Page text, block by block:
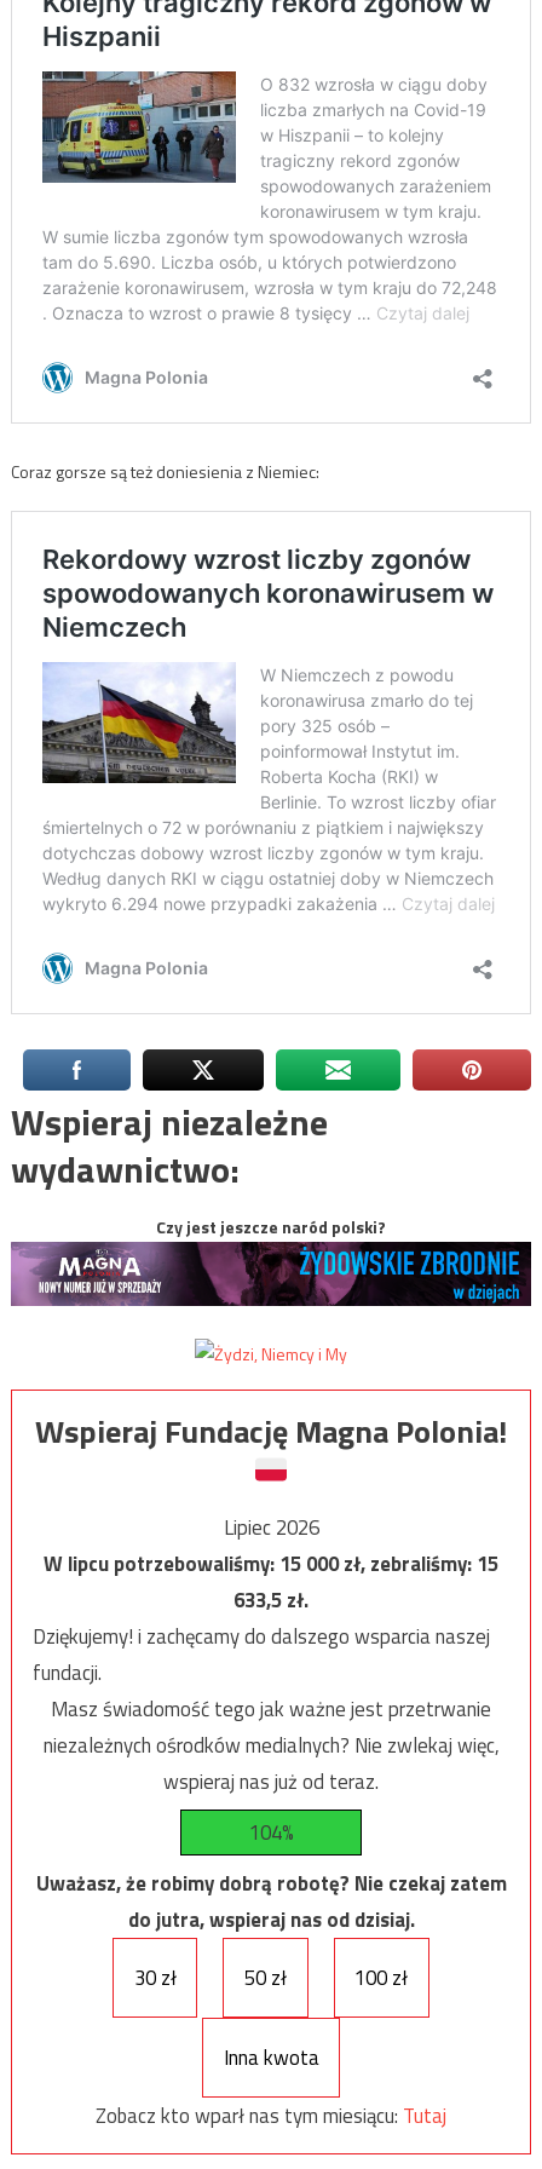
Coraz gorsze są też doniesienia z Niemiec:
Wspieraj niezależne
wydawnictwo:
Czy jest jeszcze naród polski?
Wspieraj Fundację Magna Polonia!
Lipiec 2026
W lipcu potrzebowaliśmy:15 000zł, zebraliśmy:15
633,5zł.
Dziękujemy! i zachęcamy do dalszego wsparcia naszej
fundacji.
Masz świadomość tego jak ważne jest przetrwanie
niezależnych ośrodków medialnych? Nie zwlekaj więc,
wspieraj nas już od teraz.
104%
Uważasz, że robimy dobrą robotę? Nie czekaj zatem
do jutra, wspieraj nas od dzisiaj.
30 zł
50 zł 100 zł
Inna kwota
Zobacz kto wparł nas tym miesiącu: Tutaj